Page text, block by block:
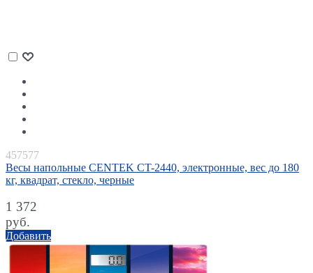
457577
Весы напольные CENTEK CT-2440, электронные, вес до 180
кг, квадрат, стекло, черные
1 372
руб.
Добавить